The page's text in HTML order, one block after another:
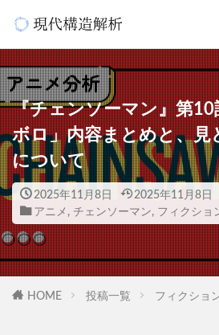
『チェンソーマン』第
ボロ」内容まとめと、見
について
2025年11月8日
2025年11月8日
アニメ , チェンソーマン, フィクショ
HOME 投稿一覧 フィクショ